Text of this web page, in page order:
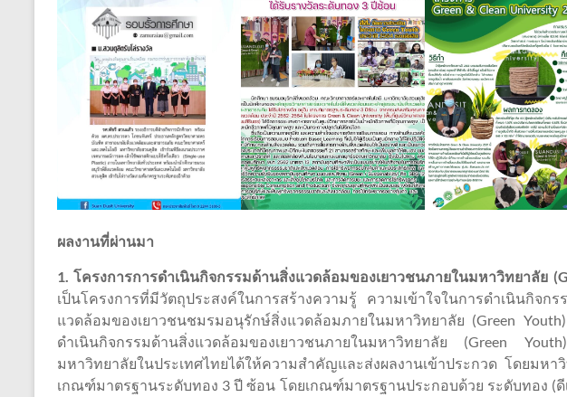
ผลงานที่ผ่านมา
1. โครงการการดำเนินกิจกรรมด้านสิ่งแวดล้อมของเยาวชนภายในมหาวิทยาลัย
เป็นโครงการที่มีวัตถุประสงค์ในการสร้างความรู้ ความเข้าใจในการดำเนินกิจ
แวดล้อมของเยาวชนชมรมอนุรักษ์สิ่งแวดล้อมภายในมหาวิทยาลัย (Green
ดำเนินกิจกรรมด้านสิ่งแวดล้อมของเยาวชนภายในมหาวิทยาลัย (Green
มหาวิทยาลัยในประเทศไทยได้ให้ความสำคัญและส่งผลงานเข้าประกวด โดยมห
เกณฑ์มาตรฐานระดับทอง 3 ปี ซ้อน โดยเกณฑ์มาตรฐานประกอบด้วย ระดับทอง (